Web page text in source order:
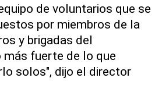
de voluntarios que se
por miembros de la
y brigadas del
más fuerte de lo que
solos", dijo el director